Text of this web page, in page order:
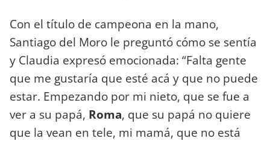
Con el título de campeona en la mano,
Santiago del Moro le preguntó cómo se sentía
y Claudia expresó emocionada: “Falta gente
que me gustaría que esté acá y que no puede
estar. Empezando por mi nieto, que se fue a
ver a su papá, Roma, que su papá no quiere
que la vean en tele, mi mamá, que no está